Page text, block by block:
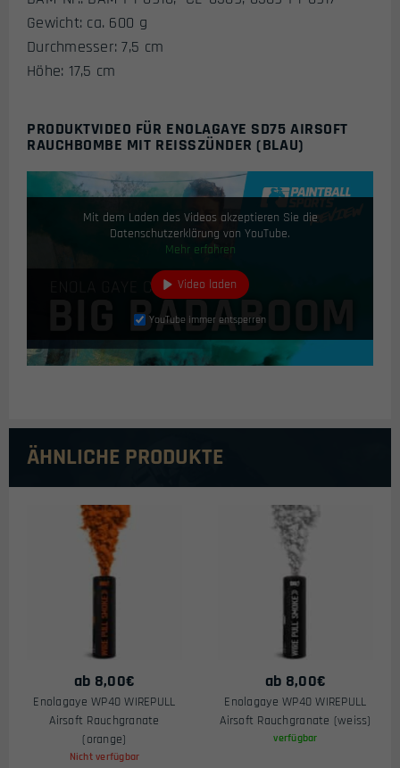
Gewicht: ca. 600 g
Durchmesser: 7,5 cm
Höhe: 17,5 cm
PRODUKTVIDEO FÜR ENOLAGAYE SD75 AIRSOFT
RAUCHBOMBE MIT REISSZÜNDER (BLAU)
Mit dem Laden des Videos akzeptieren Sie die
Datenschutzerklärung von YouTube.
Mehr erfahren
Video laden
YouTube immer entsperren
ÄHNLICHE PRODUKTE
ab 8,00€
Enolagaye WP40 WIREPULL
Airsoft Rauchgranate
(orange)
Nicht verfügbar
ab 8,00€
Enolagaye WP40 WIREPULL
Airsoft Rauchgranate (weiss)
verfügbar